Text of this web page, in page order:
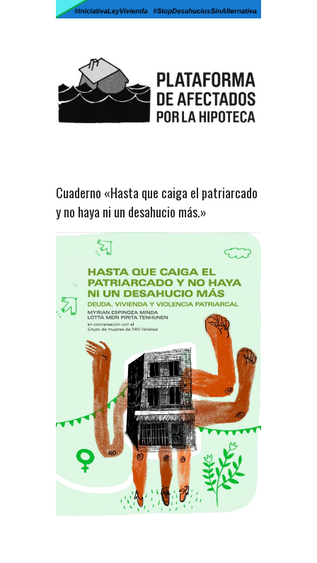
Cuaderno «Hasta que caiga el patriarcado
y no haya ni un desahucio más.»